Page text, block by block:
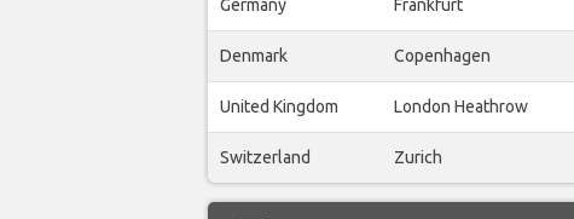
Germany Frankfurt
Denmark Copenhagen
United Kingdom London Heathrow
Switzerland Zurich